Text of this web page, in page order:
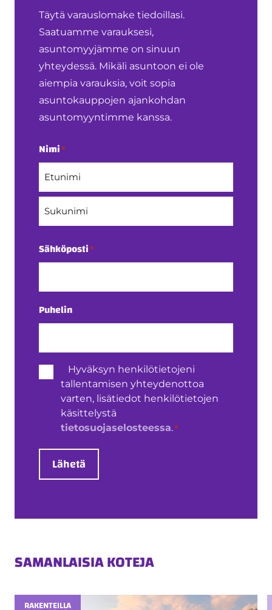
Täytä varauslomake tiedoillasi.
Saatuamme varauksesi,
asuntomyyjämme on sinuun
yhteydessä. Mikäli asuntoon ei ole
aiempia varauksia, voit sopia
asuntokauppojen ajankohdan
asuntomyyntimme kanssa.
Nimi*
Etunimi
Sähköposti*
Puhelin
Henkilötietojen
käsittely*
Hyväksyn henkilötietojeni
tallentamisen yhteydenottoa
varten, lisätiedot henkilötietojen
käsittelystä
tietosuojaselosteessa.*
Lähetä
SAMANLAISIA KOTEJA
RAKENTEILLA